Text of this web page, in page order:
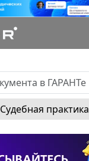
Судебная практика